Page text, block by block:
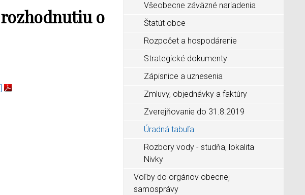
o
Všeobecne záväzné nariadenia
Štatút obce
Rozpočet a hospodárenie
Strategické dokumenty
Zápisnice a uznesenia
Zmluvy, objednávky a faktúry
Zverejňovanie do 31.8.2019
Úradná tabuľa
Rozbory vody - studňa, lokalita
Nivky
Voľby do orgánov obecnej
samosprávy